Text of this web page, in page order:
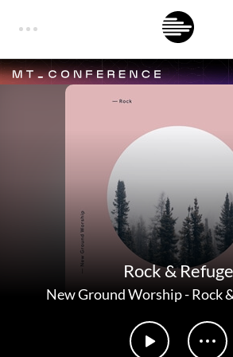
Rock & Refuge
New Ground Worship-Rock